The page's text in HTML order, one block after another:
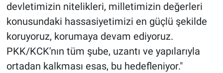
devletimizin nitelikleri, milletimizin değerleri
konusundaki hassasiyetimizi en güçlü şekilde
koruyoruz, korumaya devam ediyoruz.
PKK/KCK'nın tüm şube, uzantı ve yapılarıyla
ortadan kalkması esas, bu hedefleniyor."